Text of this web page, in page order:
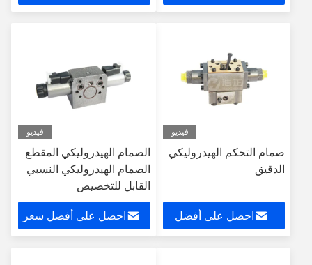
فيديو
صمام التحكم الهيدروليكي
الدقيق
احصل على أفضل
فيديو
الصمام الهيدروليكي المقطع
الصمام الهيدروليكي النسبي
القابل للتخصيص
احصل على أفضل سعر